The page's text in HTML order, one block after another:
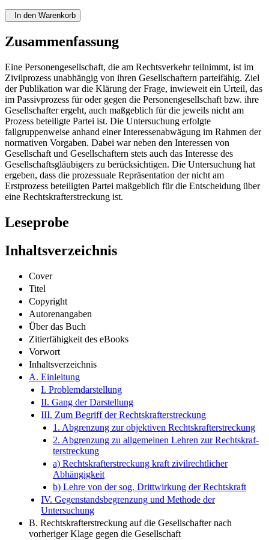
In den Warenkorb
Zusammenfassung
Eine Personengesellschaft, die am Rechtsverkehr teilnimmt, ist im
Zivilprozess unabhängig von ihren Gesellschaftern parteifähig. Ziel
der Publikation war die Klärung der Frage, inwieweit ein Urteil, das
im Passivprozess für oder gegen die Personengesellschaft bzw. ihre
Gesellschafter ergeht, auch maßgeblich für die jeweils nicht am
Prozess beteiligte Partei ist. Die Untersuchung erfolgte
fallgruppenweise anhand einer Interessenabwägung im Rahmen der
normativen Vorgaben. Dabei war neben den Interessen von
Gesellschaft und Gesellschaftern stets auch das Interesse des
Gesellschaftsgläubigers zu berücksichtigen. Die Untersuchung hat
ergeben, dass die prozessuale Repräsentation der nicht am
Erstprozess beteiligten Partei maßgeblich für die Entscheidung über
eine Rechtskrafterstreckung ist.
Leseprobe
Inhaltsverzeichnis
Cover
Titel
Copyright
Autorenangaben
Über das Buch
Zitierfähigkeit des eBooks
Vorwort
Inhaltsverzeichnis
A. Einleitung
I. Problemdarstellung
II. Gang der Darstellung
III. Zum Begriff der Rechtskrafterstreckung
1. Abgrenzung zur objektiven Rechtskrafterstreckung
2. Abgrenzung zu allgemeinen Lehren zur Rechtskraf-​
terstreckung
a) Rechtskrafterstreckung kraft zivilrechtlicher
Abhängigkeit
b) Lehre von der sog. Drittwirkung der Rechtskraft
IV. Gegenstandsbegrenzung und Methode der
Untersuchung
B. Rechtskrafterstreckung auf die Gesellschafter nach
vorheriger Klage gegen die Gesellschaft